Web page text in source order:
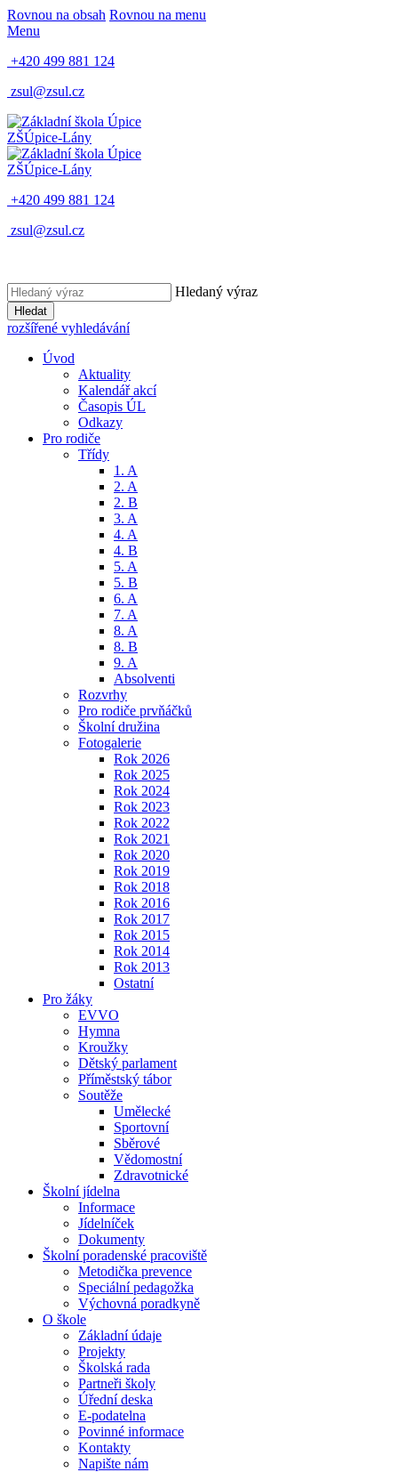
Rovnou na obsah Rovnou na menu
Menu
+420 499 881 124
zsul@zsul.cz
ZŠÚpice-Lány
ZŠÚpice-Lány
+420 499 881 124
zsul@zsul.cz
Hledaný výraz
Hledat
rozšířené vyhledávání
Úvod
Aktuality
Kalendář akcí
Časopis ÚL
Odkazy
Pro rodiče
Třídy
1. A
2. A
2. B
3. A
4. A
4. B
5. A
5. B
6. A
7. A
8. A
8. B
9. A
Absolventi
Rozvrhy
Pro rodiče prvňáčků
Školní družina
Fotogalerie
Rok 2026
Rok 2025
Rok 2024
Rok 2023
Rok 2022
Rok 2021
Rok 2020
Rok 2019
Rok 2018
Rok 2016
Rok 2017
Rok 2015
Rok 2014
Rok 2013
Ostatní
Pro žáky
EVVO
Hymna
Kroužky
Dětský parlament
Příměstský tábor
Soutěže
Umělecké
Sportovní
Sběrové
Vědomostní
Zdravotnické
Školní jídelna
Informace
Jídelníček
Dokumenty
Školní poradenské pracoviště
Metodička prevence
Speciální pedagožka
Výchovná poradkyně
O škole
Základní údaje
Projekty
Školská rada
Partneři školy
Úřední deska
E-podatelna
Povinné informace
Kontakty
Napište nám